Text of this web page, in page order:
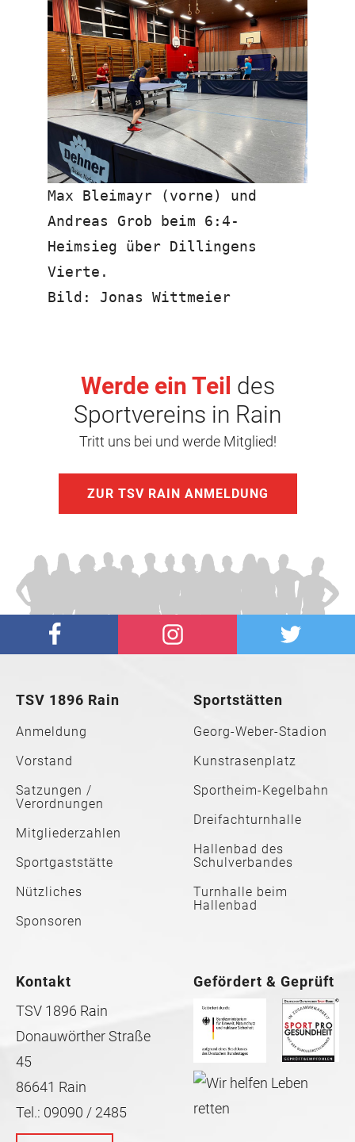
Max Bleimayr (vorne) und
Andreas Grob beim 6:4-
Heimsieg über Dillingens
Vierte.
Bild: Jonas Wittmeier
Werde ein Teil des
Sportvereins in Rain
Tritt uns bei und werde Mitglied!
ZUR TSV RAIN ANMELDUNG
TSV 1896 Rain
Anmeldung
Vorstand
Satzungen /
Verordnungen
Mitgliederzahlen
Sportgaststätte
Nützliches
Sponsoren
Sportstätten
Georg-Weber-Stadion
Kunstrasenplatz
Sportheim-Kegelbahn
Dreifachturnhalle
Hallenbad des
Schulverbandes
Turnhalle beim
Hallenbad
Kontakt
TSV 1896 Rain
Donauwörther Straße
45
86641 Rain
Tel.: 09090 / 2485
Gefördert & Geprüft